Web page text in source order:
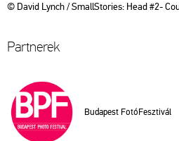
© David Lynch / Small­St­ori­es: Head #2-
Part­ne­rek
Bu­da­pest Fo­tó­Fesz­ti­vál